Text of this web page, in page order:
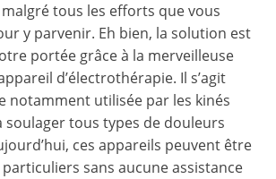
tous les efforts que vous
y parvenir. Eh bien, la solution est
portée grâce à la merveilleuse
d’électrothérapie. Il s’agit
notamment utilisée par les kinés
tous types de douleurs
ces appareils peuvent être
sans aucune assistance